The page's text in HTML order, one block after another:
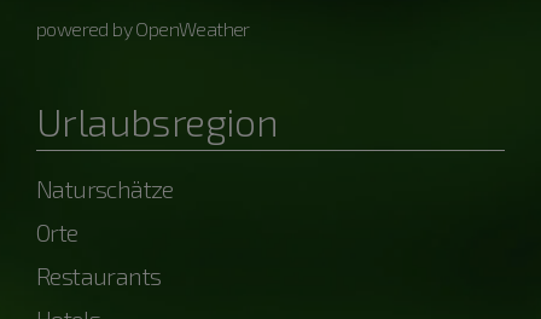
powered by OpenWeather
Urlaubsregion
Naturschätze
Orte
Restaurants